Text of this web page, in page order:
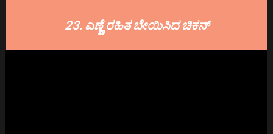
23. ಎಣ್ಣೆ ರಹಿತ ಬೇಯಿಸಿದ ಚಿಕನ್